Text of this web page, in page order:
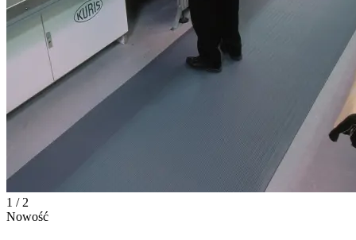
1 / 2
Nowość